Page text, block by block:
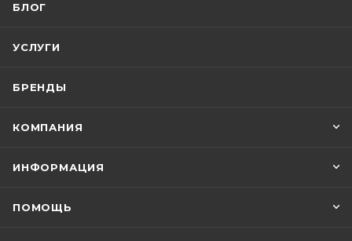
БЛОГ
УСЛУГИ
БРЕНДЫ
КОМПАНИЯ
ИНФОРМАЦИЯ
ПОМОЩЬ